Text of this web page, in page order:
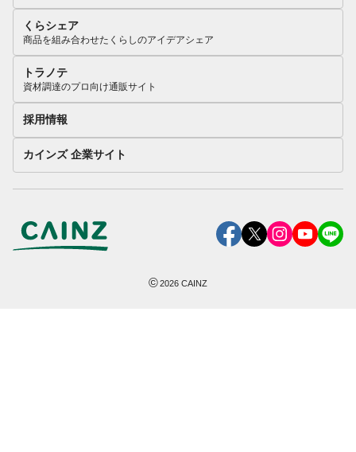
くらシェア
商品を組み合わせたくらしのアイデアシェア
トラノテ
資材調達のプロ向け通販サイト
採用情報
カインズ 企業サイト
©2026 CAINZ